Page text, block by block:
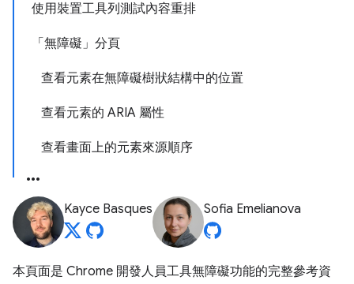
使用裝置工具列測試內容重排
「無障礙」分頁
查看元素在無障礙樹狀結構中的位置
查看元素的 ARIA 屬性
查看畫面上的元素來源順序
Kayce Basques Sofia Emelianova
本頁面是 Chrome 開發人員工具無障礙功能的完整參考資